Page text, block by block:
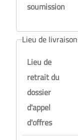
soumission
Lieu de livraison
Lieu de
retrait du
dossier
d'appel
d'offres